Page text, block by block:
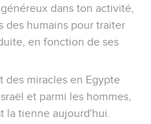
dans ton activité,
des humains pour traiter
en fonction de ses
des miracles en Egypte
et parmi les hommes,
la tienne aujourd'hui.